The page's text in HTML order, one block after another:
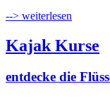
--> weiterlesen
Kajak Kurse
entdecke die